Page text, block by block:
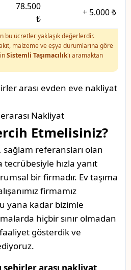
78.500
₺
+ 5.000 ₺
bu ücretler yaklaşık değerlerdir.
malzeme ve eşya durumlarına göre
Sistemli Taşımacılık'ı aramaktan
Nakliyat
Etmelisiniz?
, sağlam referansları olan
tecrübesiyle hızla yanıt
bir firmadır. Ev taşıma
firmamız
yana kadar bizimle
hiçbir sınır olmadan
faaliyet gösterdik ve